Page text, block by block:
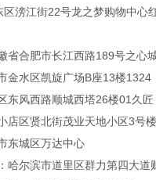
区滂江街22号龙之梦购物中
省合肥市长江西路189号之心
金水区凯旋广场B座13楼1324
东风西路顺城西塔26楼01久匠
店区贤北街茂业天地小区3号
东城区万达中心
哈尔滨市道里区群力第四大道